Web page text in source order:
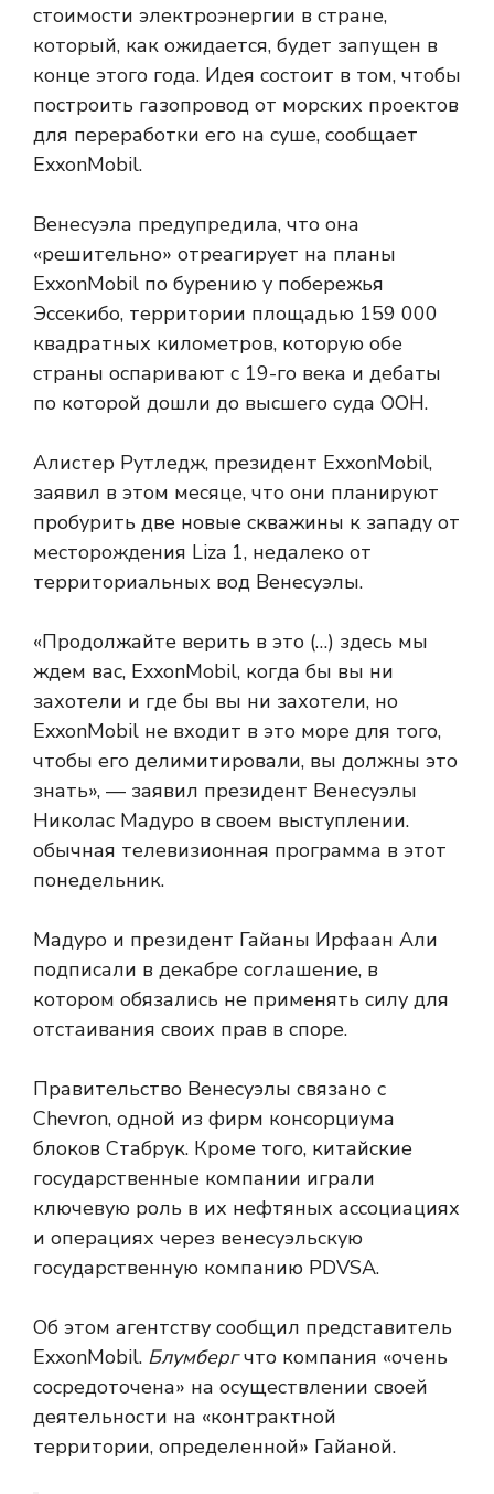
стоимости электроэнергии в стране,
который, как ожидается, будет запущен в
конце этого года. Идея состоит в том, чтобы
построить газопровод от морских проектов
для переработки его на суше, сообщает
ExxonMobil.
Венесуэла предупредила, что она
«решительно» отреагирует на планы
ExxonMobil по бурению у побережья
Эссекибо, территории площадью 159 000
квадратных километров, которую обе
страны оспаривают с 19-го века и дебаты
по которой дошли до высшего суда ООН.
Алистер Рутледж, президент ExxonMobil,
заявил в этом месяце, что они планируют
пробурить две новые скважины к западу от
месторождения Liza 1, недалеко от
территориальных вод Венесуэлы.
«Продолжайте верить в это (…) здесь мы
ждем вас, ExxonMobil, когда бы вы ни
захотели и где бы вы ни захотели, но
ExxonMobil не входит в это море для того,
чтобы его делимитировали, вы должны это
знать», — заявил президент Венесуэлы
Николас Мадуро в своем выступлении.
обычная телевизионная программа в этот
понедельник.
Мадуро и президент Гайаны Ирфаан Али
подписали в декабре соглашение, в
котором обязались не применять силу для
отстаивания своих прав в споре.
Правительство Венесуэлы связано с
Chevron, одной из фирм консорциума
блоков Стабрук. Кроме того, китайские
государственные компании играли
ключевую роль в их нефтяных ассоциациях
и операциях через венесуэльскую
государственную компанию PDVSA.
Об этом агентству сообщил представитель
ExxonMobil. Блумбергчто компания «очень
сосредоточена» на осуществлении своей
деятельности на «контрактной
территории, определенной» Гайаной.